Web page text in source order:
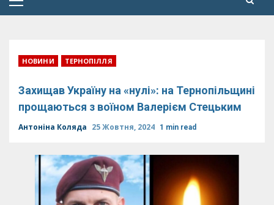
Primary
НОВИНИ ТЕРНОПІЛЛЯ
Захищав Україну на «нулі»: на Тернопільщині
прощаються з воїном Валерієм Стецьким
Антоніна Коляда 25 Жовтня, 2024 1 min read